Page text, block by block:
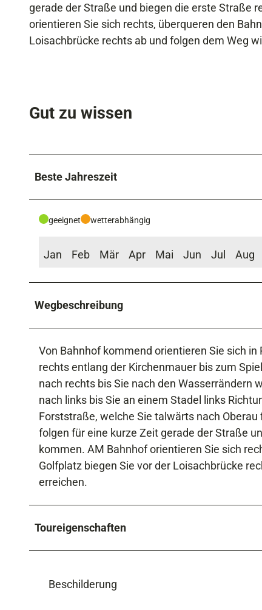
gerade der Straße und biegen die erste Straße
orientieren Sie sich rechts, überqueren den
Loisachbrücke rechts ab und folgen dem Weg
Gut zu wissen
Beste Jahreszeit
geeignet wetterabhängig
Jan Feb Mär Apr Mai Jun Jul Aug
Wegbeschreibung
Von Bahnhof kommend orientieren Sie sich
rechts entlang der Kirchenmauer bis zum
nach rechts bis Sie nach den Wasserrändern
nach links bis Sie an einem Stadel links
Forststraße, welche Sie talwärts nach
folgen für eine kurze Zeit gerade der Straße
kommen. AM Bahnhof orientieren Sie sich
Golfplatz biegen Sie vor der Loisachbrücke
erreichen.
Toureigenschaften
Beschilderung